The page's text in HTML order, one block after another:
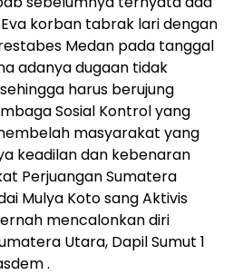
korban tabrak lari dengan
Medan pada tanggal
adanya dugaan tidak
harus berujung
Sosial Kontrol yang
masyarakat yang
keadilan dan kebenaran
Perjuangan Sumatera
Mulya Koto sang Aktivis
mencalonkan diri
Utara, Dapil Sumut 1
.